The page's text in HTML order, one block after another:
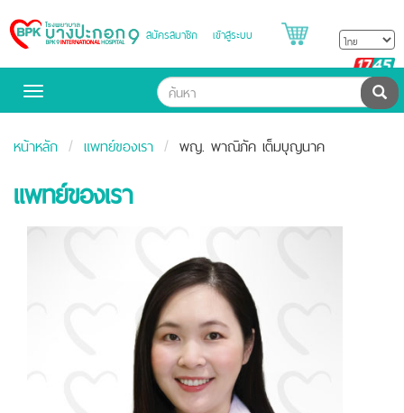
Bangpakok
Hospital
สมัครสมาชิก เข้าสู่ระบบ
Toggle
ค้น
หน้าหลัก แพทย์ของเรา พญ. พาณิภัค เต็มบุญนาค
แพทย์ของเรา